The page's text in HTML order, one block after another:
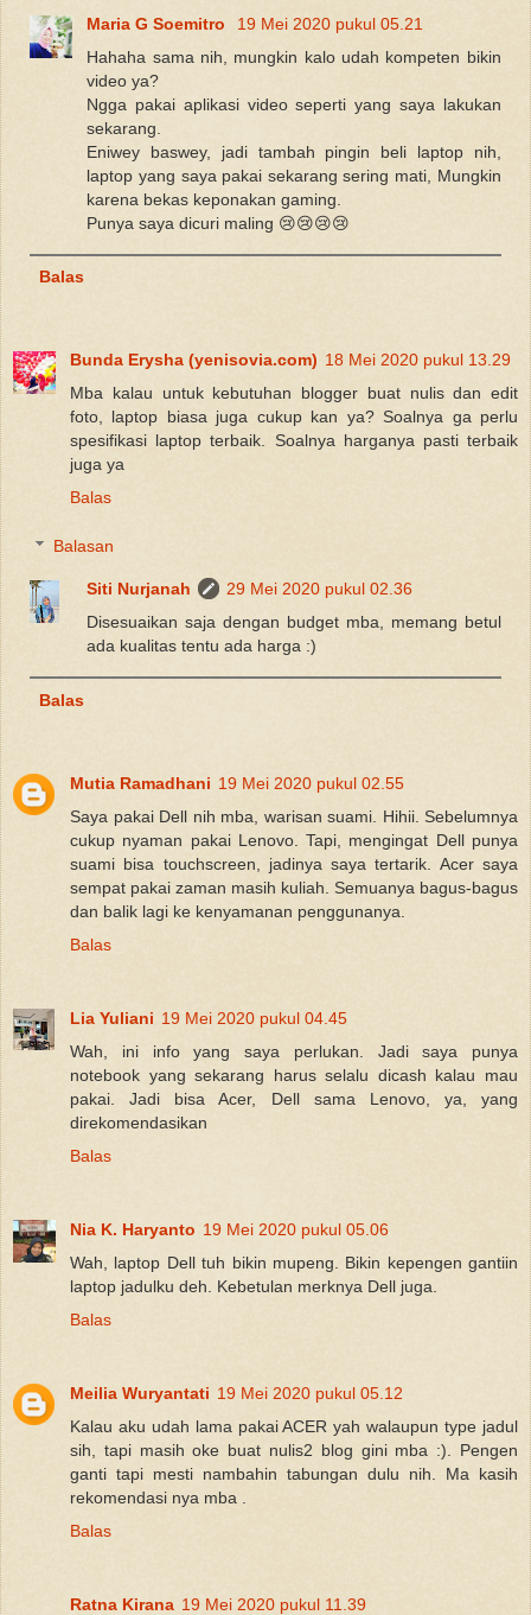
Maria G Soemitro
19 Mei 2020 pukul 05.21
Hahaha sama nih, mungkin kalo udah kompeten bikin
video ya?
Ngga pakai aplikasi video seperti yang saya lakukan
sekarang.
Eniwey baswey, jadi tambah pingin beli laptop nih,
laptop yang saya pakai sekarang sering mati, Mungkin
karena bekas keponakan gaming.
Punya saya dicuri maling 😢😢😢😢
Balas
Bunda Erysha (yenisovia.com) 18 Mei 2020 pukul 13.29
Mba kalau untuk kebutuhan blogger buat nulis dan edit
foto, laptop biasa juga cukup kan ya? Soalnya ga perlu
spesifikasi laptop terbaik. Soalnya harganya pasti terbaik
juga ya
Balas
Balasan
Siti Nurjanah
29 Mei 2020 pukul 02.36
Disesuaikan saja dengan budget mba, memang betul
ada kualitas tentu ada harga :)
Balas
Mutia Ramadhani 19 Mei 2020 pukul 02.55
Saya pakai Dell nih mba, warisan suami. Hihii. Sebelumnya
cukup nyaman pakai Lenovo. Tapi, mengingat Dell punya
suami bisa touchscreen, jadinya saya tertarik. Acer saya
sempat pakai zaman masih kuliah. Semuanya bagus-bagus
dan balik lagi ke kenyamanan penggunanya.
Balas
Lia Yuliani 19 Mei 2020 pukul 04.45
Wah, ini info yang saya perlukan. Jadi saya punya
notebook yang sekarang harus selalu dicash kalau mau
pakai. Jadi bisa Acer, Dell sama Lenovo, ya, yang
direkomendasikan
Balas
Nia K. Haryanto 19 Mei 2020 pukul 05.06
Wah, laptop Dell tuh bikin mupeng. Bikin kepengen gantiin
laptop jadulku deh. Kebetulan merknya Dell juga.
Balas
Meilia Wuryantati 19 Mei 2020 pukul 05.12
Kalau aku udah lama pakai ACER yah walaupun type jadul
sih, tapi masih oke buat nulis2 blog gini mba :). Pengen
ganti tapi mesti nambahin tabungan dulu nih. Ma kasih
rekomendasi nya mba .
Balas
Ratna Kirana 19 Mei 2020 pukul 11.39